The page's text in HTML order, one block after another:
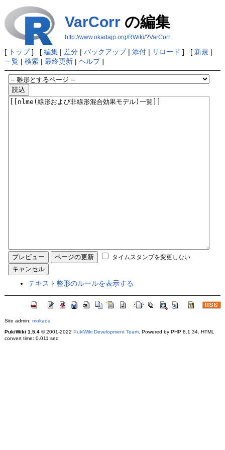
VarCorrの編集
http://www.okadajp.org/RWiki/?VarCorr
[ トップ] [ 編集| 差分| バックアップ| 添付| リロード ] [ 新規 |
一覧| 検索| 最終更新| ヘルプ]
タイムスタンプを変更しない
テキスト整形のルールを表示する
Site admin: mokada
PukiWiki 1.5.4© 2001-2022 PukiWiki Development Team. Powered by PHP 8.1.34. HTML
convert time: 0.011 sec.